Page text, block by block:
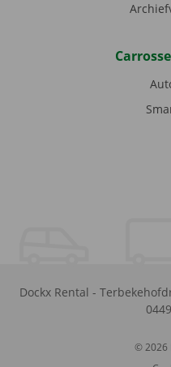
Dockx Rental -
© 2026